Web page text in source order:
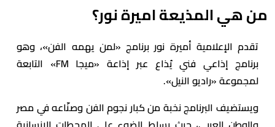
من هي المذيعة اميرة نور؟
تقدم الإعلامية أميرة نور برنامج «لمن يهمه الفن»، وهو
برنامج إذاعي فني يُذاع عبر إذاعة «ميجا FM» التابعة
لمجموعة «راديو النيل».
ويستضيف البرنامج نخبة من كبار نجوم الفن وصنّاعه في مصر